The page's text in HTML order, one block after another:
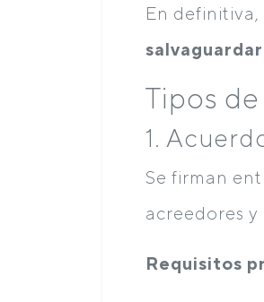
En
Tipos
1.
Se firman
acreedores
Requisitos